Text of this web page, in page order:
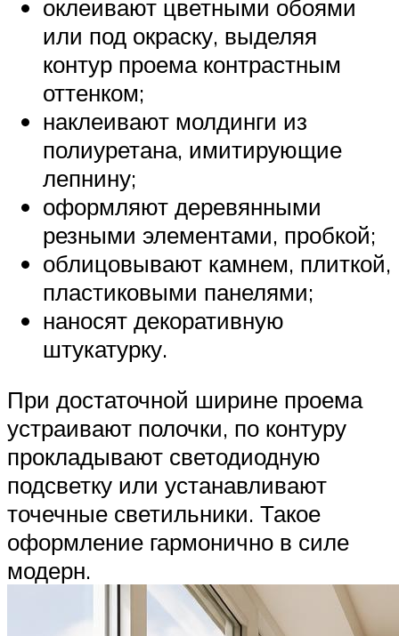
оклеивают цветными обоями
или под окраску, выделяя
контур проема контрастным
оттенком;
наклеивают молдинги из
полиуретана, имитирующие
лепнину;
оформляют деревянными
резными элементами, пробкой;
облицовывают камнем, плиткой,
пластиковыми панелями;
наносят декоративную
штукатурку.
При достаточной ширине проема
устраивают полочки, по контуру
прокладывают светодиодную
подсветку или устанавливают
точечные светильники. Такое
оформление гармонично в силе
модерн.